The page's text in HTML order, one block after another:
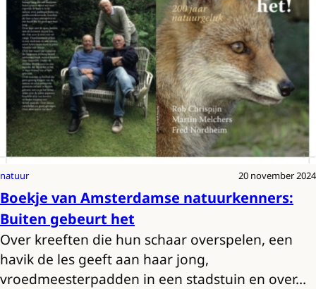
natuur 20 november 2024
Boekje van Amsterdamse natuurkenners:
Buiten gebeurt het
Over kreeften die hun schaar overspelen, een
havik de les geeft aan haar jong,
vroedmeesterpadden in een stadstuin en over…